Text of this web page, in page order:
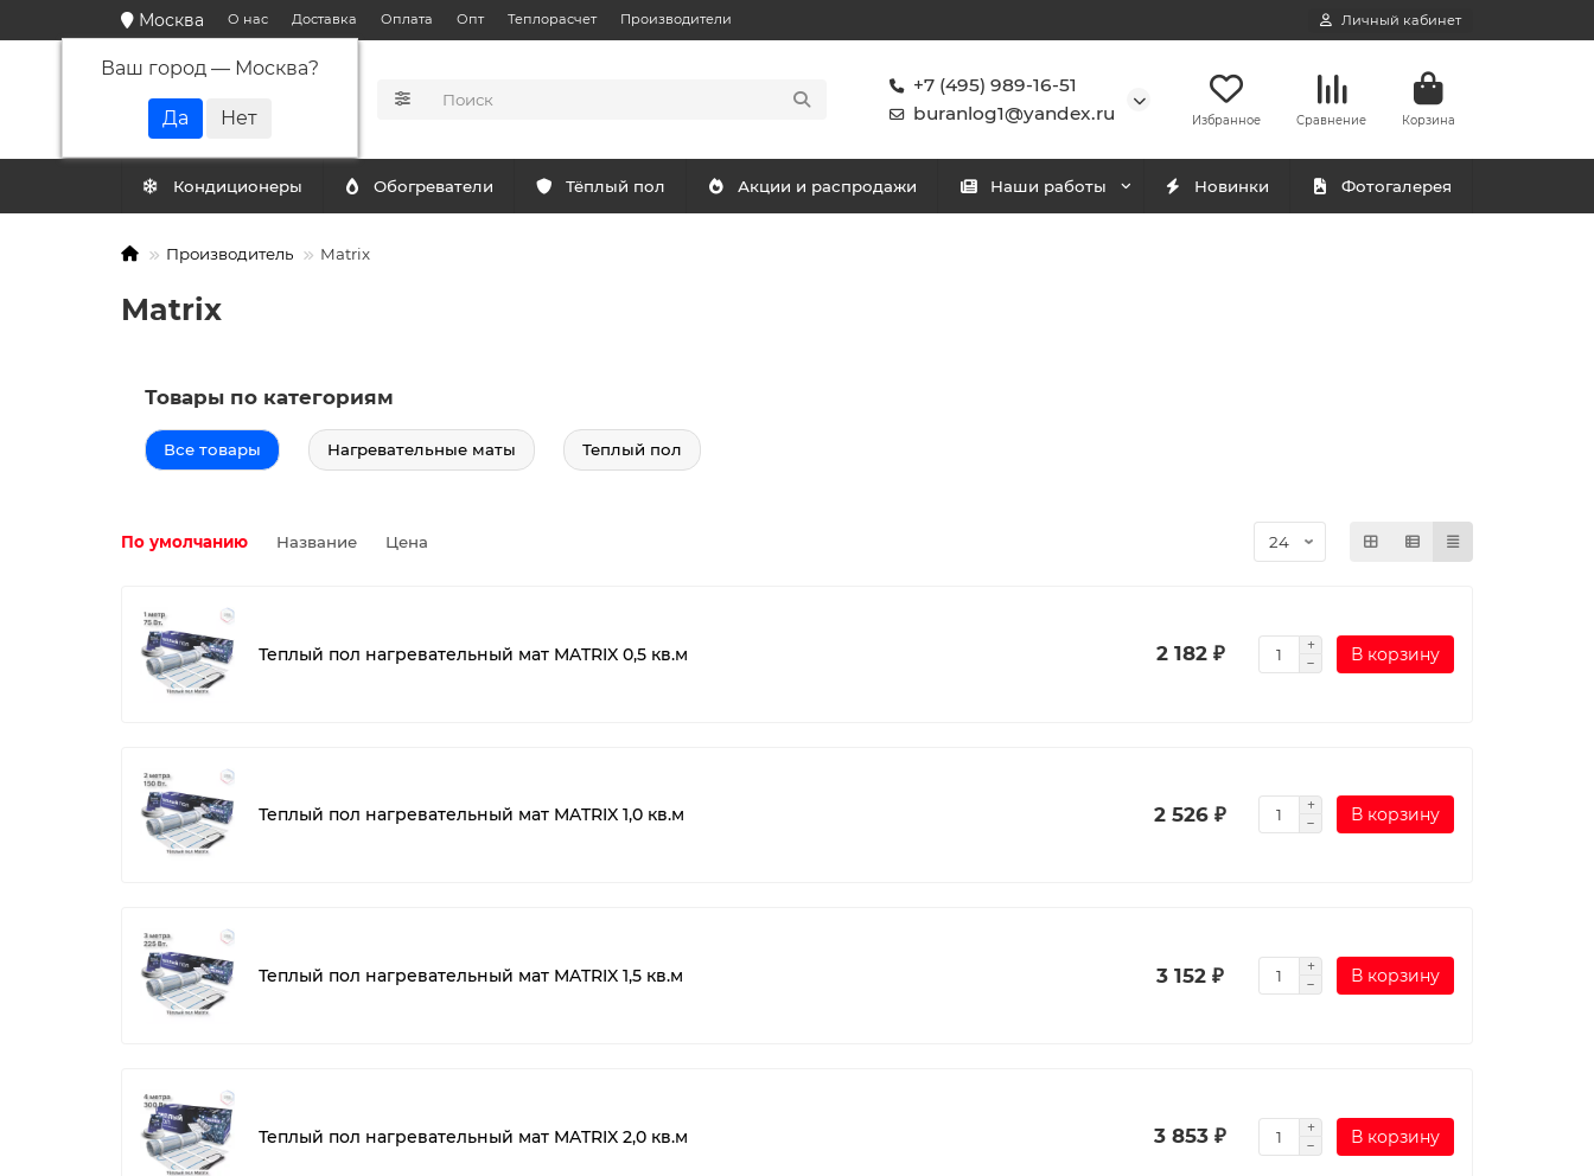
Москва
Ваш город — Москва?
О нас Доставка Оплата Опт Теплорасчет Производители Личный кабинет
+7 (495) 989-16-51
buranlog1@yandex.ru
Избранное Сравнение Корзина
Кондиционеры Обогреватели Тёплый пол Акции и распродажи Наши работы Новинки Фотогалерея
Производитель Matrix
Matrix
Товары по категориям
Все товары Нагревательные маты Теплый пол
По умолчанию Название Цена
Теплый пол нагревательный мат MATRIX 0,5 кв.м 2 182 ₽ В корзину
Теплый пол нагревательный мат MATRIX 1,0 кв.м 2 526 ₽ В корзину
Теплый пол нагревательный мат MATRIX 1,5 кв.м 3 152 ₽ В корзину
Теплый пол нагревательный мат MATRIX 2,0 кв.м 3 853 ₽ В корзину